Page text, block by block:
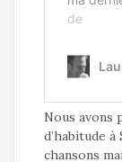
Nous avons
d’habitude
chansons